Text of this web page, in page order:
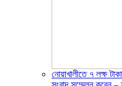
নোয়াখালীতে ৭ লক্ষ